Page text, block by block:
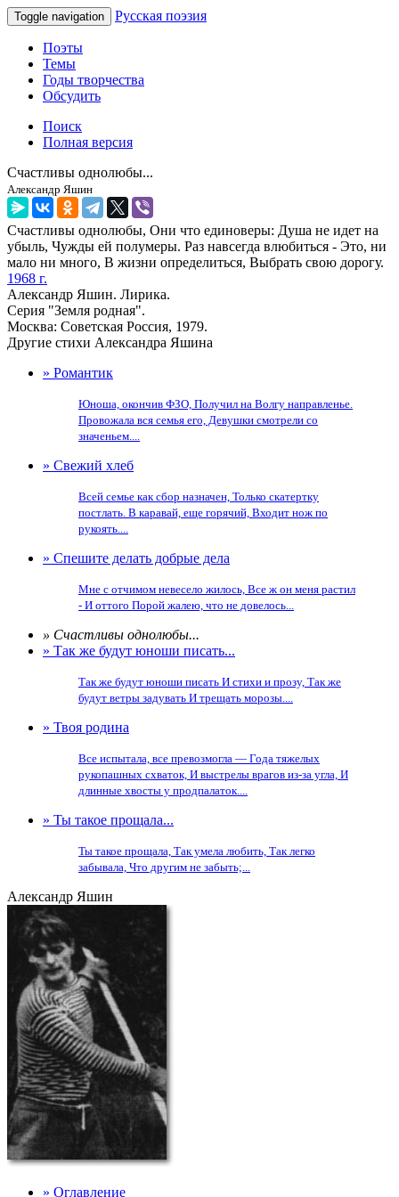
Toggle navigation Русская поэзия
Поэты
Темы
Годы творчества
Обсудить
Поиск
Полная версия
Счастливы однолюбы...
Александр Яшин
Счастливы однолюбы, Они что единоверы: Душа не идет на
убыль, Чужды ей полумеры. Раз навсегда влюбиться - Это, ни
мало ни много, В жизни определиться, Выбрать свою дорогу.
1968 г.
Александр Яшин. Лирика.
Серия "Земля родная".
Москва: Советская Россия, 1979.
Другие стихи Александра Яшина
» Романтик
Юноша, окончив ФЗО, Получил на Волгу направленье.
Провожала вся семья его, Девушки смотрели со
значеньем....
» Свежий хлеб
Всей семье как сбор назначен, Только скатертку
постлать. В каравай, еще горячий, Входит нож по
рукоять....
» Спешите делать добрые дела
Мне с отчимом невесело жилось, Все ж он меня растил
- И оттого Порой жалею, что не довелось...
» Счастливы однолюбы...
» Так же будут юноши писать...
Так же будут юноши писать И стихи и прозу, Так же
будут ветры задувать И трещать морозы....
» Твоя родина
Все испытала, все превозмогла — Года тяжелых
рукопашных схваток, И выстрелы врагов из-за угла, И
длинные хвосты у продпалаток....
» Ты такое прощала...
Ты такое прощала, Так умела любить, Так легко
забывала, Что другим не забыть;...
Александр Яшин
» Оглавление